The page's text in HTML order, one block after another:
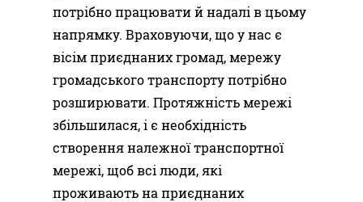
потрібно працювати й надалі в цьому
напрямку. Враховуючи, що у нас є
вісім приєднаних громад, мережу
громадського транспорту потрібно
розширювати. Протяжність мережі
збільшилася, і є необхідність
створення належної транспортної
мережі, щоб всі люди, які
проживають на приєднаних